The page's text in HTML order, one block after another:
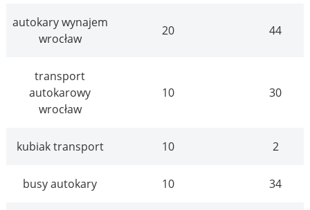
autokary wynajem
wrocław
20 44
transport
autokarowy
wrocław
10 30
kubiak transport 10 2
busy autokary 10 34